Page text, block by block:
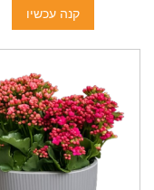
קנה עכשיו